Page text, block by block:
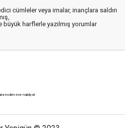
cümleler veya imalar, inançlara saldırı
büyük harflerle yazılmış yorumlar
evden eve nakliyat